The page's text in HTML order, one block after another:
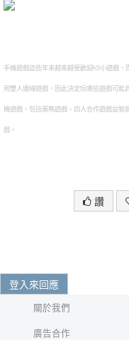
手機遊戲這些年來越來越受歡迎h5小遊戲，
用雙人連線遊戲，因此決定玩哪些遊戲可
機遊戲，包括策略遊戲、四人合作遊戲益智
戲。
讚
登入來回應
關於我們
廣告合作